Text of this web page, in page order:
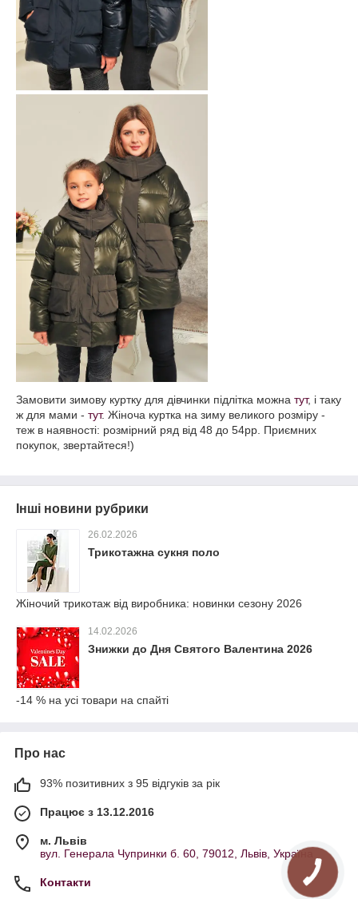
Замовити зимову куртку для дівчинки підлітка можна тут, і таку
ж для мами - тут. Жіноча куртка на зиму великого розміру -
теж в наявності: розмірний ряд від 48 до 54рр. Приємних
покупок, звертайтеся!)
Інші новини рубрики
26.02.2026
Трикотажна сукня поло
Жіночий трикотаж від виробника: новинки сезону 2026
14.02.2026
Знижки до Дня Святого Валентина 2026
-14 % на усі товари на спайті
Про нас
93% позитивних з 95 відгуків за рік
Працює з 13.12.2016
м. Львів
вул. Генерала Чупринки б. 60, 79012, Львів, Україна
Контакти